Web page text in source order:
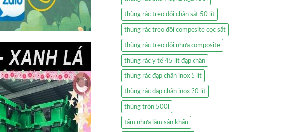
thùng rác treo đôi chân sắt 50 lít
thùng rác treo đôi composite cọc sắt
thùng rác treo đôi nhựa composite
thùng rác y tế 45 lít đạp chân
thùng rác đạp chân inox 5 lít
thùng rác đạp chân inox 30 lít
thùng tròn 500l
tấm nhựa làm sân khấu